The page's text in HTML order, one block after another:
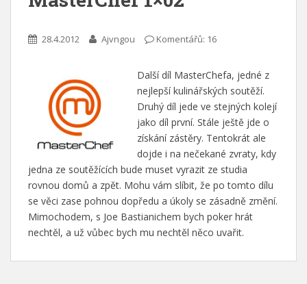
28.4.2012 Ajvngou Komentářů: 16
Další díl MasterChefa, jedné z
nejlepší kulinářských soutěží.
Druhý díl jede ve stejných kolejí
jako díl první. Stále ještě jde o
získání zástěry. Tentokrát ale
dojde i na nečekané zvraty, kdy
jedna ze soutěžících bude muset vyrazit ze studia
rovnou domů a zpět. Mohu vám slíbit, že po tomto dílu
se věci zase pohnou dopředu a úkoly se zásadně změní.
Mimochodem, s Joe Bastianichem bych poker hrát
nechtěl, a už vůbec bych mu nechtěl něco uvařit.